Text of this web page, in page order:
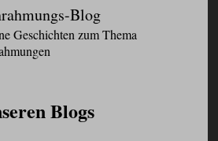
Blog
Geschichten zum Thema
Blogs